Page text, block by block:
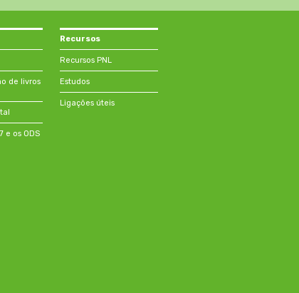
de livros
e os ODS
Recursos
Recursos PNL
Estudos
Ligações úteis